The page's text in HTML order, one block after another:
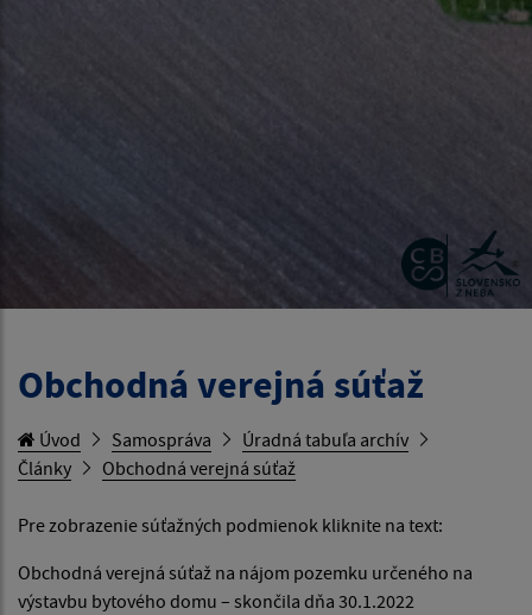
Obchodná verejná súťaž
Úvod Samospráva
Úradná tabuľa archív
Články
Obchodná verejná súťaž
Pre zobrazenie súťažných podmienok kliknite na text:
Obchodná verejná súťaž na nájom pozemku určeného na
výstavbu bytového domu – skončila dňa 30.1.2022